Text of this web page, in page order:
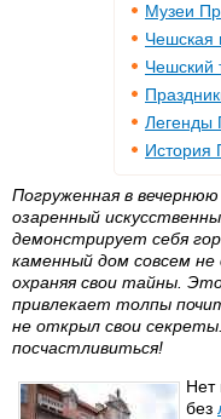
Музеи
Чешская
Чешский
Легенды
История
Погруженная в
озаренный
демонстрирует себя
каменный дом совсем
охраняя свои тайны.
привлекает толпы
не открыл свои
посчастливиться!
Нет
без